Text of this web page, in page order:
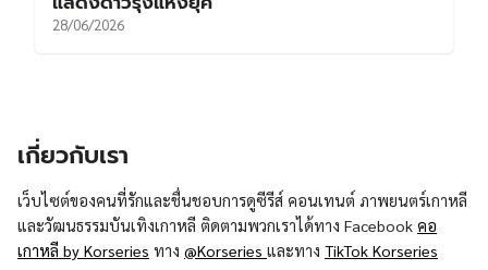
28/06/2026
เกี่ยวกับเรา
เว็บไซต์ของคนที่รักและชื่นชอบการดูซีรีส์ คอนเทนต์ ภาพยนตร์เกาหลี
และวัฒนธรรมบันเทิงเกาหลี ติดตามพวกเราได้ทาง Facebook คอ
เกาหลี by Korseries ทาง @Korseries และทาง TikTok Korseries